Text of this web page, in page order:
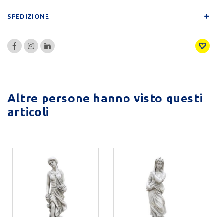
SPEDIZIONE
Altre persone hanno visto questi
articoli